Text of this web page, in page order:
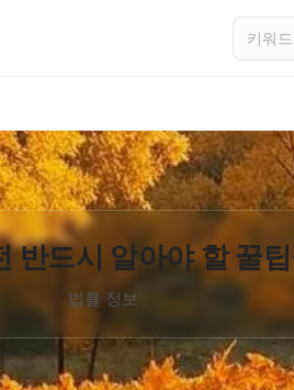
반드시 알아야 할 꿀
법률 정보